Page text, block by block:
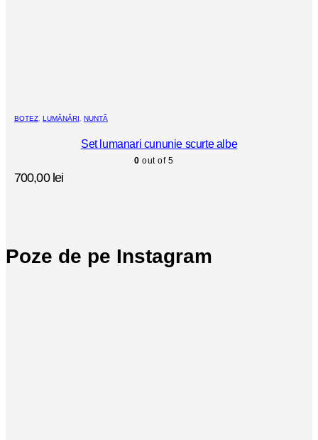
BOTEZ LUMÂNĂRI NUNTĂ
Set lumanari cununie scurte albe
0 out of 5
700,00 lei
Poze de pe Instagram